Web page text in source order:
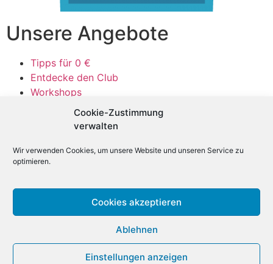
Cookie-Zustimmung
verwalten
Wir verwenden Cookies, um unsere Website und unseren Service zu
optimieren.
Cookies akzeptieren
Ablehnen
Einstellungen anzeigen
Unsere Angebote
Tipps für 0 €
Entdecke den Club
Workshops
1:1 Coaching
Tipps für 0 €
Workshops
1:1 Coaching
Über uns
Datenschutz